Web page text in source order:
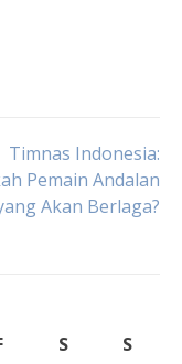
Timnas Indonesia:
Pemain Andalan
Akan Berlaga?
S
S